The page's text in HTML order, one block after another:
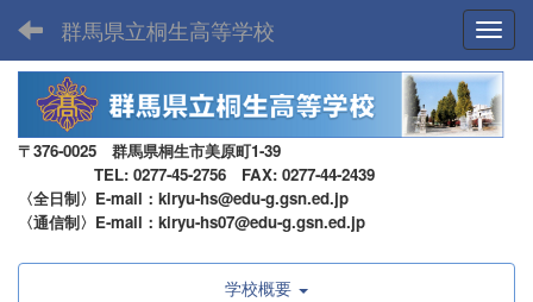
群馬県立桐生高等学校
〒376-0025 群馬県桐生市美原町1-39
TEL: 0277-45-2756 FAX: 0277-44-2439
〈全日制〉E-mail：kiryu-hs@edu-g.gsn.ed.jp
〈通信制〉E-mail：kiryu-hs07@edu-g.gsn.ed.jp
学校概要